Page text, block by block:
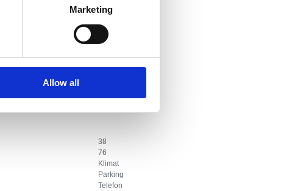
Marketing
Allow all
38
76
Klimat
Parking
Telefon